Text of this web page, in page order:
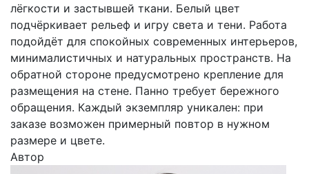
лёгкости и застывшей ткани. Белый цвет
подчёркивает рельеф и игру света и тени. Работа
подойдёт для спокойных современных интерьеров,
минималистичных и натуральных пространств. На
обратной стороне предусмотрено крепление для
размещения на стене. Панно требует бережного
обращения. Каждый экземпляр уникален: при
заказе возможен примерный повтор в нужном
размере и цвете.
Автор